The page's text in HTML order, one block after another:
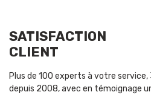
SATISFACTION
CLIENT
Plus de 100 experts à votre
depuis 2008, avec en témoignage